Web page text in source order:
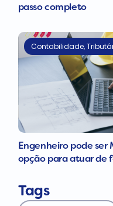
passo completo
Contabilidade,
Engenheiro pode ser
opção para atuar de
Tags